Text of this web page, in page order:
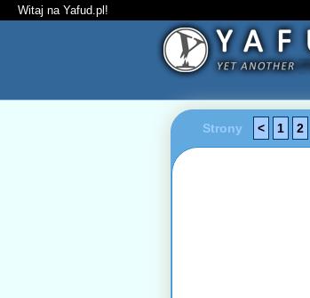
Witaj na Yafud.pl!
Strony < 1 2